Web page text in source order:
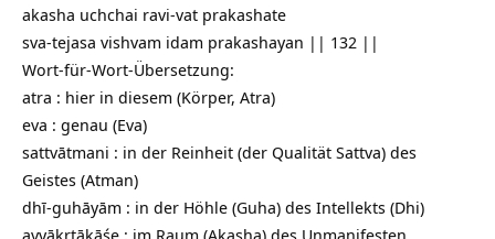
akasha uchchai ravi-vat prakashate
sva-tejasa vishvam idam prakashayan || 132 ||
Wort-für-Wort-Übersetzung:
atra : hier in diesem (Körper, Atra)
eva : genau (Eva)
sattvātmani : in der Reinheit (der Qualität Sattva) des
Geistes (Atman)
dhī-guhāyām : in der Höhle (Guha) des Intellekts (Dhi)